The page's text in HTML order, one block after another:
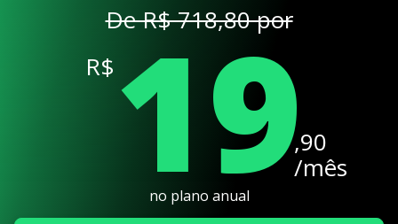
De R$ 718,80 por
R$ 19,90
/mês
no plano anual